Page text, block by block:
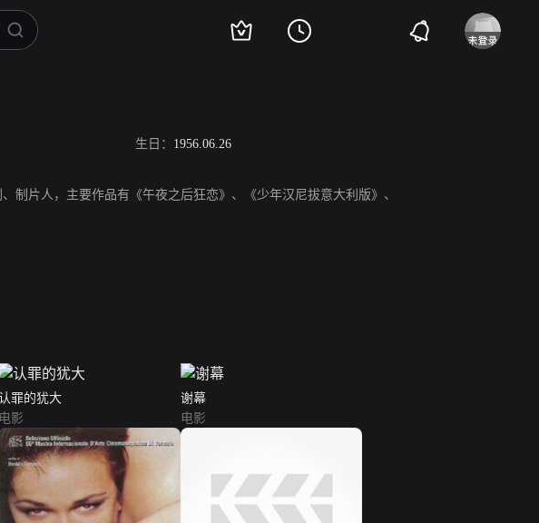
生日： 1956.06.26
制片人，主要作品有《午夜之后狂恋》、《少年汉尼拔意大利版》、
罪的犹大
电影
谢幕
电影